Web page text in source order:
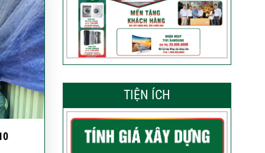
TIỆN ÍCH